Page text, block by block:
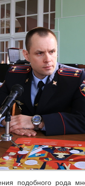
подобного рода